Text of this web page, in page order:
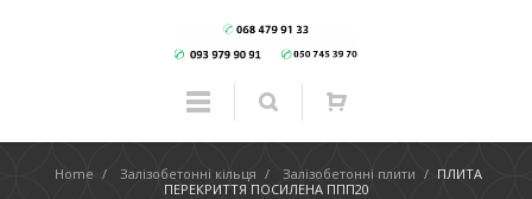
Home / Залізобетонні кільця / Залізобетонні плити / ПЛИТА
ПЕРЕКРИТТЯ ПОСИЛЕНА ППП20